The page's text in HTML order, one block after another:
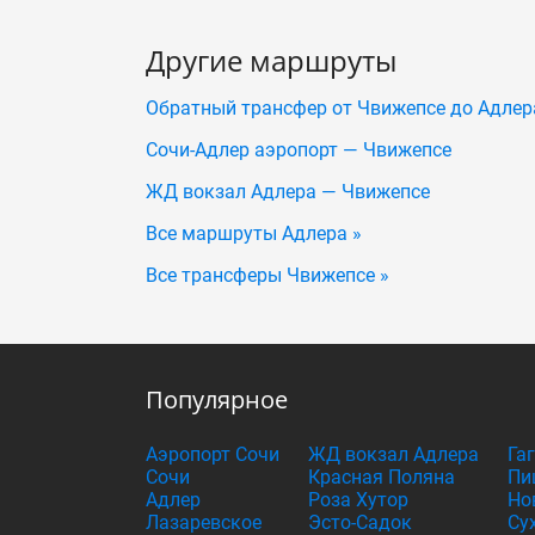
Другие маршруты
Обратный трансфер от Чвижепсе до
Сочи-Адлер аэропорт — Чвижепсе
ЖД вокзал Адлера — Чвижепсе
Все маршруты Адлера »
Все трансферы Чвижепсе »
Популярное
Аэропорт Сочи
Сочи
Адлер
Лазаревское
ЖД вокзал Адлера
Красная Поляна
Роза Хутор
Эсто-Садок